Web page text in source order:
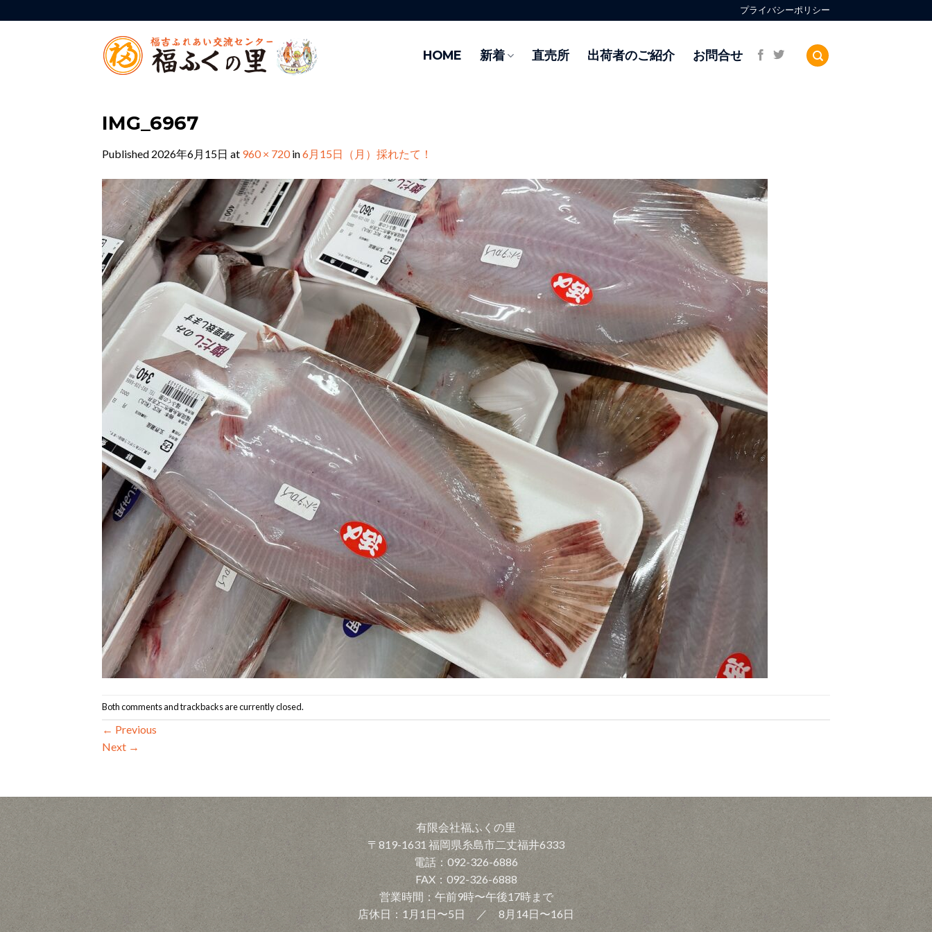
to
プライバシーポリシー
HOME 新着 直売所 出荷者のご紹介 お問合せ
IMG_6967
Published 2026年6月15日 at 960 × 720in6月15日（月）採れたて！
Both comments and trackbacks are currently closed.
← Previous
Next →
有限会社福ふくの里
〒819-1631 福岡県糸島市二丈福井6333
電話：092-326-6886
FAX：092-326-6888
営業時間：午前9時〜午後17時まで
店休日：1月1日〜5日 ／ 8月14日〜16日